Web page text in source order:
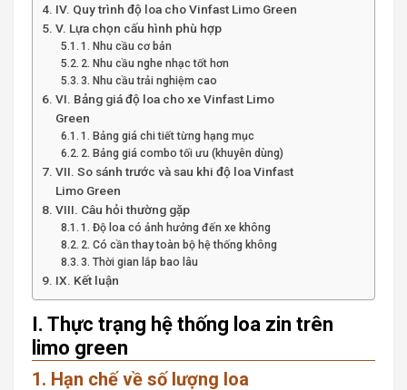
IV. Quy trình độ loa cho Vinfast Limo Green
V. Lựa chọn cấu hình phù hợp
1. Nhu cầu cơ bản
2. Nhu cầu nghe nhạc tốt hơn
3. Nhu cầu trải nghiệm cao
VI. Bảng giá độ loa cho xe Vinfast Limo
Green
1. Bảng giá chi tiết từng hạng mục
2. Bảng giá combo tối ưu (khuyên dùng)
VII. So sánh trước và sau khi độ loa Vinfast
Limo Green
VIII. Câu hỏi thường gặp
1. Độ loa có ảnh hưởng đến xe không
2. Có cần thay toàn bộ hệ thống không
3. Thời gian lắp bao lâu
IX. Kết luận
I. Thực trạng hệ thống loa zin trên
limo green
1. Hạn chế về số lượng loa